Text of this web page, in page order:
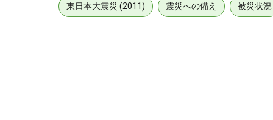
東日本大震災 (2011) 震災への備え 被災状況